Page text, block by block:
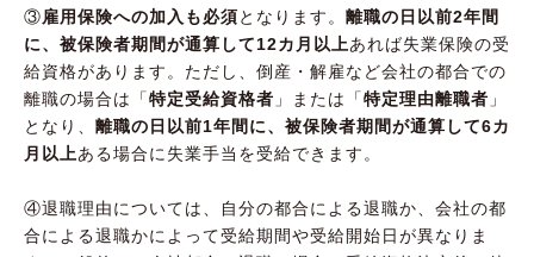
③雇用保険への加入も必須となります。 離職の日以前2年間
に、被保険者期間が通算して12カ月以上あれば失業保険の受
給資格があります。ただし、倒産・解雇など会社の都合での
離職の場合は「特定受給資格者 」または「特定理由離職者 」
となり、 離職の日以前1年間に、被保険者期間が通算して6カ
月以上ある場合に失業手当を受給できます。
④退職理由については、自分の都合による退職か、会社の都
合による退職かによって受給期間や受給開始日が異なりま